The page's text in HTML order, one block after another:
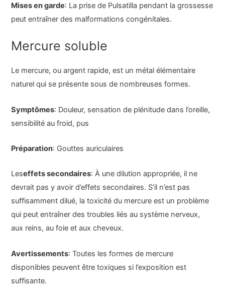
Mises en garde: La prise de Pulsatilla pendant la grossesse
peut entraîner des malformations congénitales.
Mercure soluble
Le mercure, ou argent rapide, est un métal élémentaire
naturel qui se présente sous de nombreuses formes.
Symptômes: Douleur, sensation de plénitude dans l’oreille,
sensibilité au froid, pus
Préparation: Gouttes auriculaires
Leseffets secondaires: À une dilution appropriée, il ne
devrait pas y avoir d’effets secondaires. S’il n’est pas
suffisamment dilué, la toxicité du mercure est un problème
qui peut entraîner des troubles liés au système nerveux,
aux reins, au foie et aux cheveux.
Avertissements: Toutes les formes de mercure
disponibles peuvent être toxiques si l’exposition est
suffisante.